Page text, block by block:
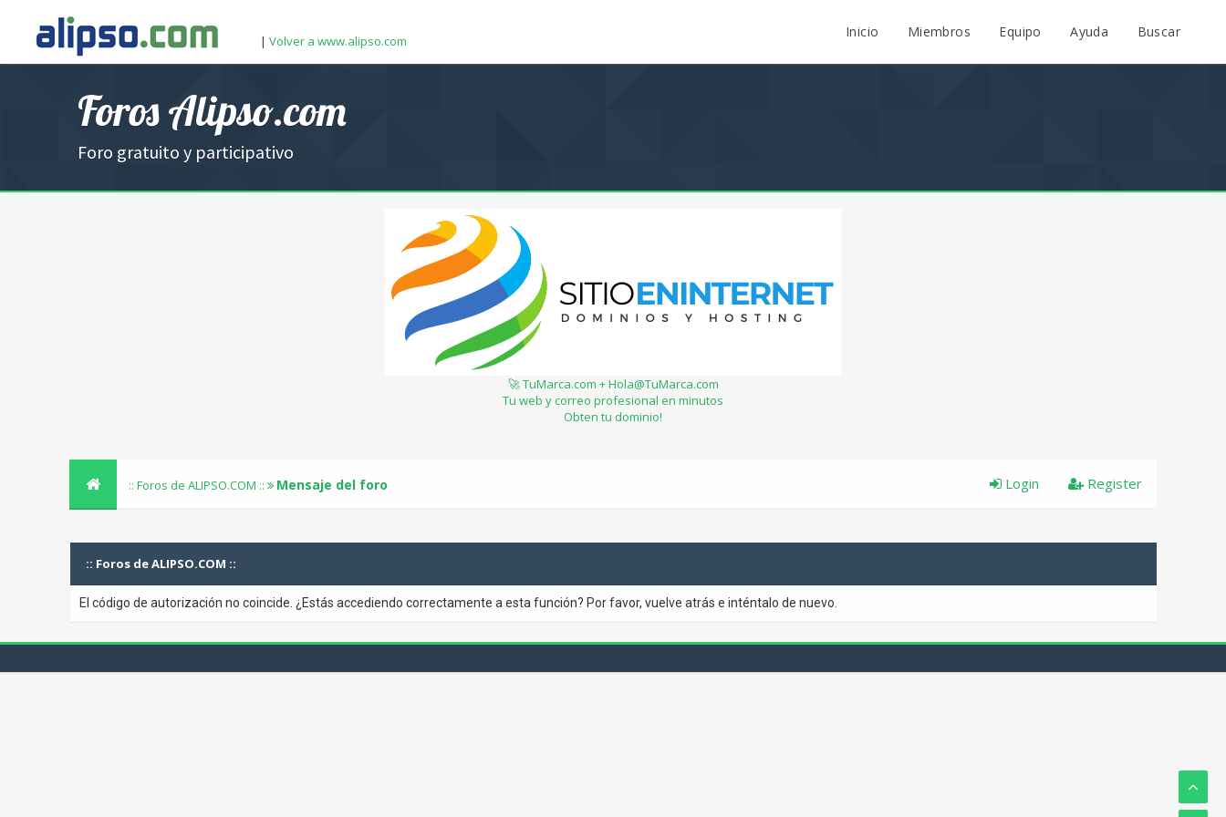
| Volver a www.alipso.com
Inicio Miembros Equipo Ayuda Buscar
Foros Alipso.com
Foro gratuito y participativo
🚀 TuMarca.com + Hola@TuMarca.com
Tu web y correo profesional en minutos
Obten tu dominio!
:: Foros de ALIPSO.COM :: Mensaje del foro Register
Login
:: Foros de ALIPSO.COM ::
El código de autorización no coincide. ¿Estás accediendo correctamente a esta función? Por favor, vuelve atrás e inténtalo de nuevo.